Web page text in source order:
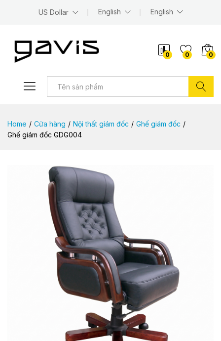
US Dollar English English
0 0 0
Home / Cửa hàng / Nội thất giám đốc / Ghế giám đốc /
Ghế giám đốc GDG004